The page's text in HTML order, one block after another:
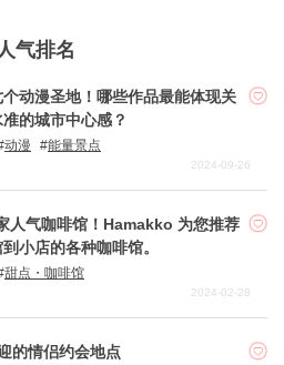
人气排名
动漫圣地！哪些作品最能体现关
的城市中心感？
动漫 能量景点
2024-09-26
人气咖啡馆！Hamakko 为您推荐
小店的各种咖啡馆。
甜点・咖啡馆
2024-02-28
的情侣约会地点